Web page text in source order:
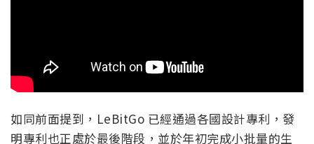
如同前面提到，LeBitGo 已經通過各國設計專利，發
明專利也正處於最後階段，並於年初完成小批量的生